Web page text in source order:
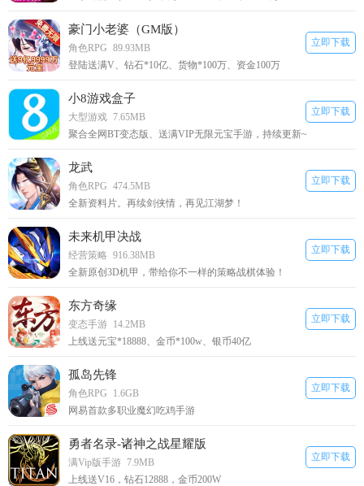
豪门小老婆（GM版）
角色RPG 89.93MB
登陆送满V、钻石*10亿、货物*100万、资金100万
立即下载
小8游戏盒子
大型游戏 7.65MB
聚合全网BT变态版、送满VIP无限元宝手游，持续更新~
立即下载
龙武
角色RPG 474.5MB
全新资料片。再续剑侠情，再见江湖梦！
立即下载
未来机甲决战
经营策略 916.38MB
全新原创3D机甲，带给你不一样的策略战棋体验！
立即下载
东方奇缘
变态手游 14.2MB
上线送元宝*18888、金币*100w、银币40亿
立即下载
孤岛先锋
角色RPG
1.6GB
网易首款多职业魔幻吃鸡手游
立即下载
勇者名录-诸神之战星耀版
满Vip版手游 7.9MB
上线送V16，钻石12888，金币200W
立即下载